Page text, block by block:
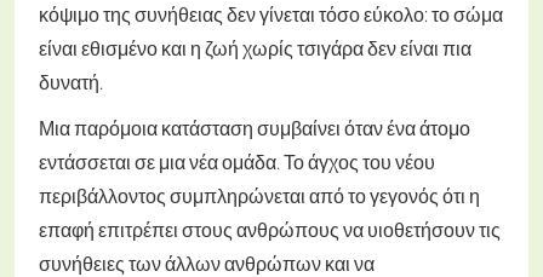
κόψιμο της συνήθειας δεν γίνεται τόσο εύκολο: το σώμα
είναι εθισμένο και η ζωή χωρίς τσιγάρα δεν είναι πια
δυνατή.
Μια παρόμοια κατάσταση συμβαίνει όταν ένα άτομο
εντάσσεται σε μια νέα ομάδα. Το άγχος του νέου
περιβάλλοντος συμπληρώνεται από το γεγονός ότι η
επαφή επιτρέπει στους ανθρώπους να υιοθετήσουν τις
συνήθειες των άλλων ανθρώπων και να